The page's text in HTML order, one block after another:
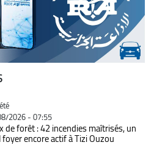
2026 - 07:55
de forêt : 42 incendies maîtrisés, un
encore actif à Tizi Ouzou